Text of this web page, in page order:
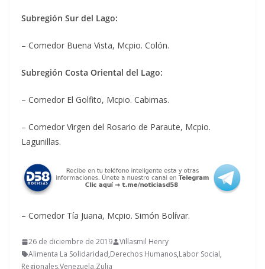
Subregión Sur del Lago:
– Comedor Buena Vista, Mcpio. Colón.
Subregión Costa Oriental del Lago:
– Comedor El Golfito, Mcpio. Cabimas.
– Comedor Virgen del Rosario de Paraute, Mcpio.
Lagunillas.
– Comedor Tía Juana, Mcpio. Simón Bolívar.
26 de diciembre de 2019
Villasmil Henry
Alimenta La Solidaridad,Derechos Humanos,Labor Social,
Regionales,Venezuela,Zulia